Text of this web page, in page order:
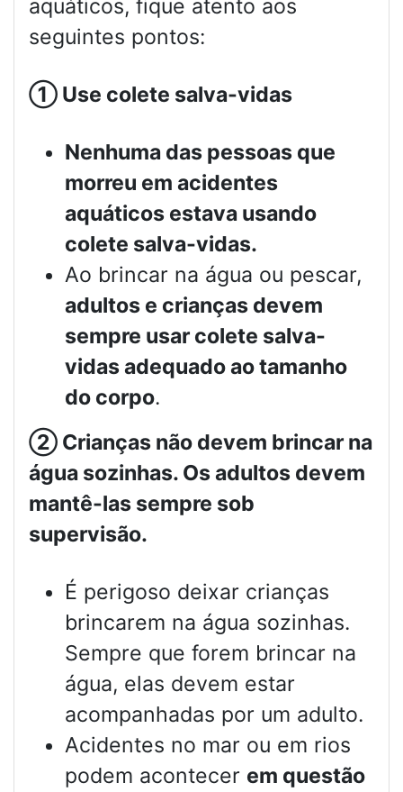
aquáticos, fique atento aos
seguintes pontos:
① Use colete salva-vidas
Nenhuma das pessoas que
morreu em acidentes
aquáticos estava usando
colete salva-vidas.
Ao brincar na água ou pescar,
adultos e crianças devem
sempre usar colete salva-
vidas adequado ao tamanho
do corpo.
② Crianças não devem brincar na
água sozinhas. Os adultos devem
mantê-las sempre sob
supervisão.
É perigoso deixar crianças
brincarem na água sozinhas.
Sempre que forem brincar na
água, elas devem estar
acompanhadas por um adulto.
Acidentes no mar ou em rios
podem acontecer em questão